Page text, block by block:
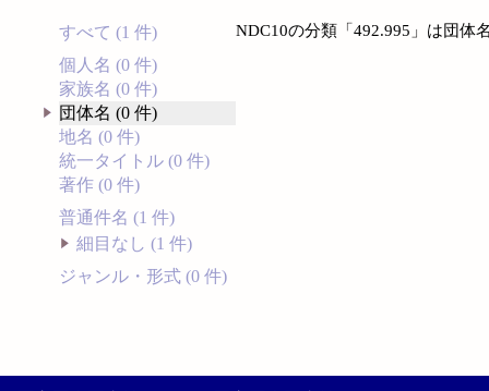
すべて (1 件)
個人名 (0 件)
家族名 (0 件)
団体名 (0 件)
地名 (0 件)
統一タイトル (0 件)
著作 (0 件)
普通件名 (1 件)
細目なし (1 件)
ジャンル・形式 (0 件)
NDC10の分類「492.995」は団体